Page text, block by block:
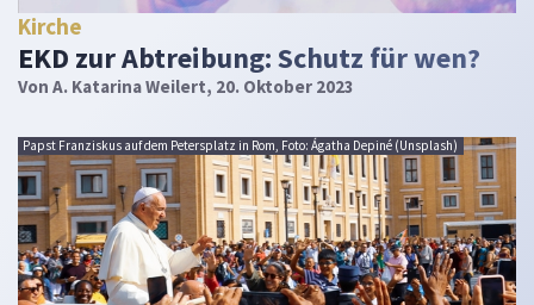
Kirche
EKD zur Abtreibung: Schutz für wen?
Von A. Katarina Weilert, 20. Oktober 2023
Papst Franziskus auf dem Petersplatz in Rom, Foto: Ágatha Depiné (Unsplash)